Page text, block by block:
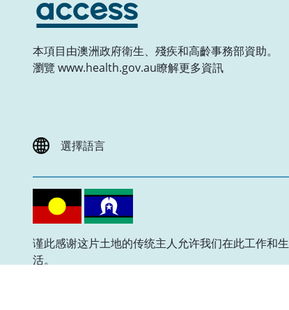
本項目由澳洲政府衛生、殘疾和高齡事務部資助。
瀏覽 www.health.gov.au瞭解更多資訊
選擇語言
谨此感谢这片土地的传统主人允许我们在此工作和生
活。